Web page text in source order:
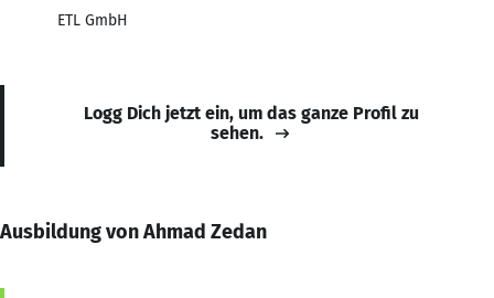
ETL GmbH
Logg Dich jetzt ein, um das ganze Profil zu
sehen.
Ausbildung von Ahmad Zedan